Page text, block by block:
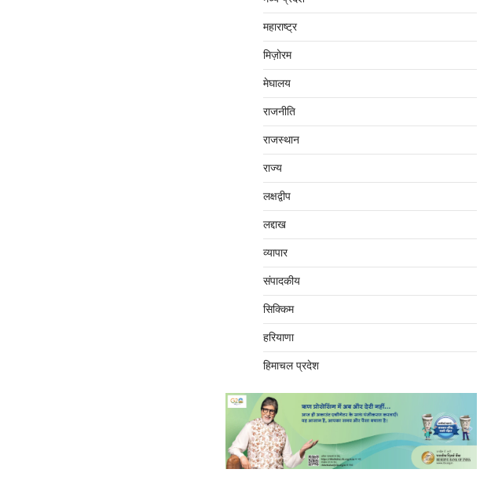
महाराष्‍ट्र
मिज़ोरम
मेघालय
राजनीति
राजस्थान
राज्य
लक्षद्वीप
लद्दाख
व्यापार
संपादकीय
सिक्किम
हरियाणा
हिमाचल प्रदेश